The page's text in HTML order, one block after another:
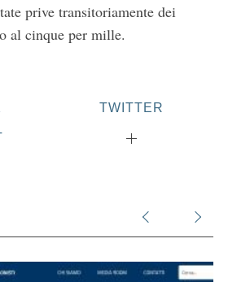
prive transitoriamente dei
al cinque per mille.
TWITTER